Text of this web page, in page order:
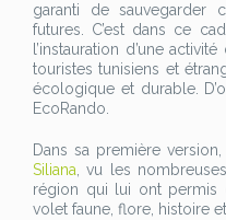
garanti de sauvegarder
futures. C’est dans ce
l’instauration d’une
touristes tunisiens et
écologique et durable.
EcoRando.
Dans sa première
Siliana , vu les
région qui lui ont permis
volet faune, flore, histoire